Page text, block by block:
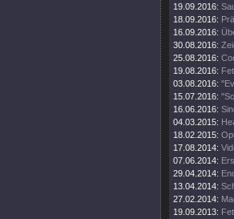
19.09.2016:
18.09.2016:
16.09.2016:
30.08.2016:
25.08.2016:
19.08.2016:
03.08.2016:
15.07.2016:
16.06.2016:
04.03.2015:
18.02.2015:
17.08.2014:
07.06.2014:
29.04.2014:
13.04.2014:
27.02.2014:
19.09.2013: